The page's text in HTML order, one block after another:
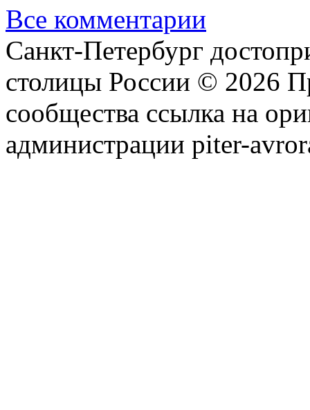
Все комментарии
Санкт-Петербург
столицы России © 2026
сообщества ссылка на
администрации piter-